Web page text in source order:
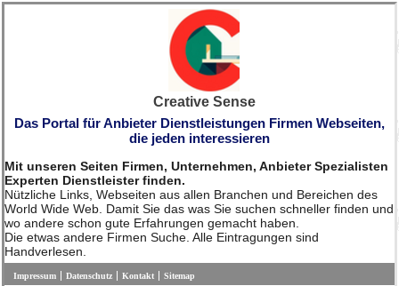
Creative Sense
Das Portal für Anbieter Dienstleistungen Firmen Webseiten,
die jeden interessieren
Mit unseren Seiten Firmen, Unternehmen, Anbieter Spezialisten
Experten Dienstleister finden.
Nützliche Links, Webseiten aus allen Branchen und Bereichen des
World Wide Web. Damit Sie das was Sie suchen schneller finden und
wo andere schon gute Erfahrungen gemacht haben.
Die etwas andere Firmen Suche. Alle Eintragungen sind
Handverlesen.
Impressum Datenschutz Kontakt Sitemap